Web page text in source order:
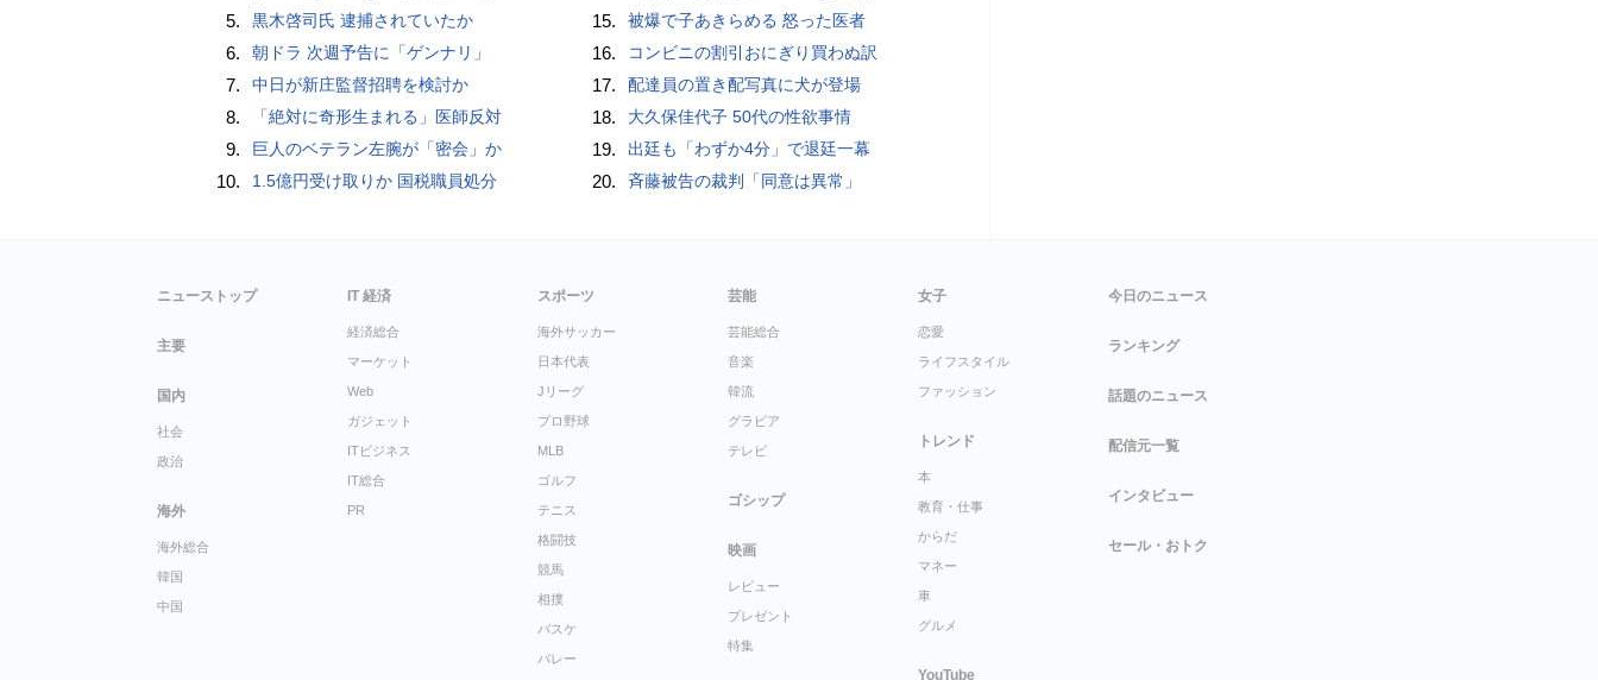
5. 黒木啓司氏 逮捕されていたか
6. 朝ドラ 次週予告に「ゲンナリ」
7. 中日が新庄監督招聘を検討か
8. 「絶対に奇形生まれる」医師反対
9. 巨人のベテラン左腕が「密会」か
10. 1.5億円受け取りか 国税職員処分
15. 被爆で子あきらめる 怒った医者
16. コンビニの割引おにぎり買わぬ訳
17. 配達員の置き配写真に犬が登場
18. 大久保佳代子 50代の性欲事情
19. 出廷も「わずか4分」で退廷一幕
20. 斉藤被告の裁判「同意は異常」
ニューストップ
主要
国内
社会
政治
海外
海外総合
韓国
中国
IT 経済
経済総合
マーケット
Web
ガジェット
ITビジネス
IT総合
PR
スポーツ
海外サッカー
日本代表
Jリーグ
プロ野球
MLB
ゴルフ
テニス
格闘技
競馬
相撲
バスケ
バレー
芸能
芸能総合
音楽
韓流
グラビア
テレビ
ゴシップ
映画
レビュー
プレゼント
特集
女子
恋愛
ライフスタイル
ファッション
トレンド
本
教育・仕事
からだ
マネー
車
グルメ
YouTube
今日のニュース
ランキング
話題のニュース
配信元一覧
インタビュー
セール・おトク